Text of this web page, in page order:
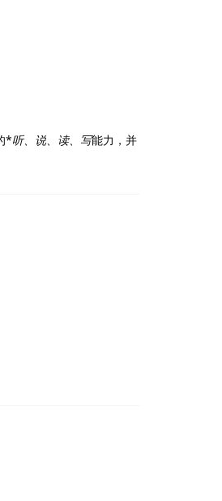
*听、说、读、写能力，并